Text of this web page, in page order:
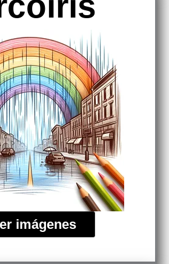
imágenes